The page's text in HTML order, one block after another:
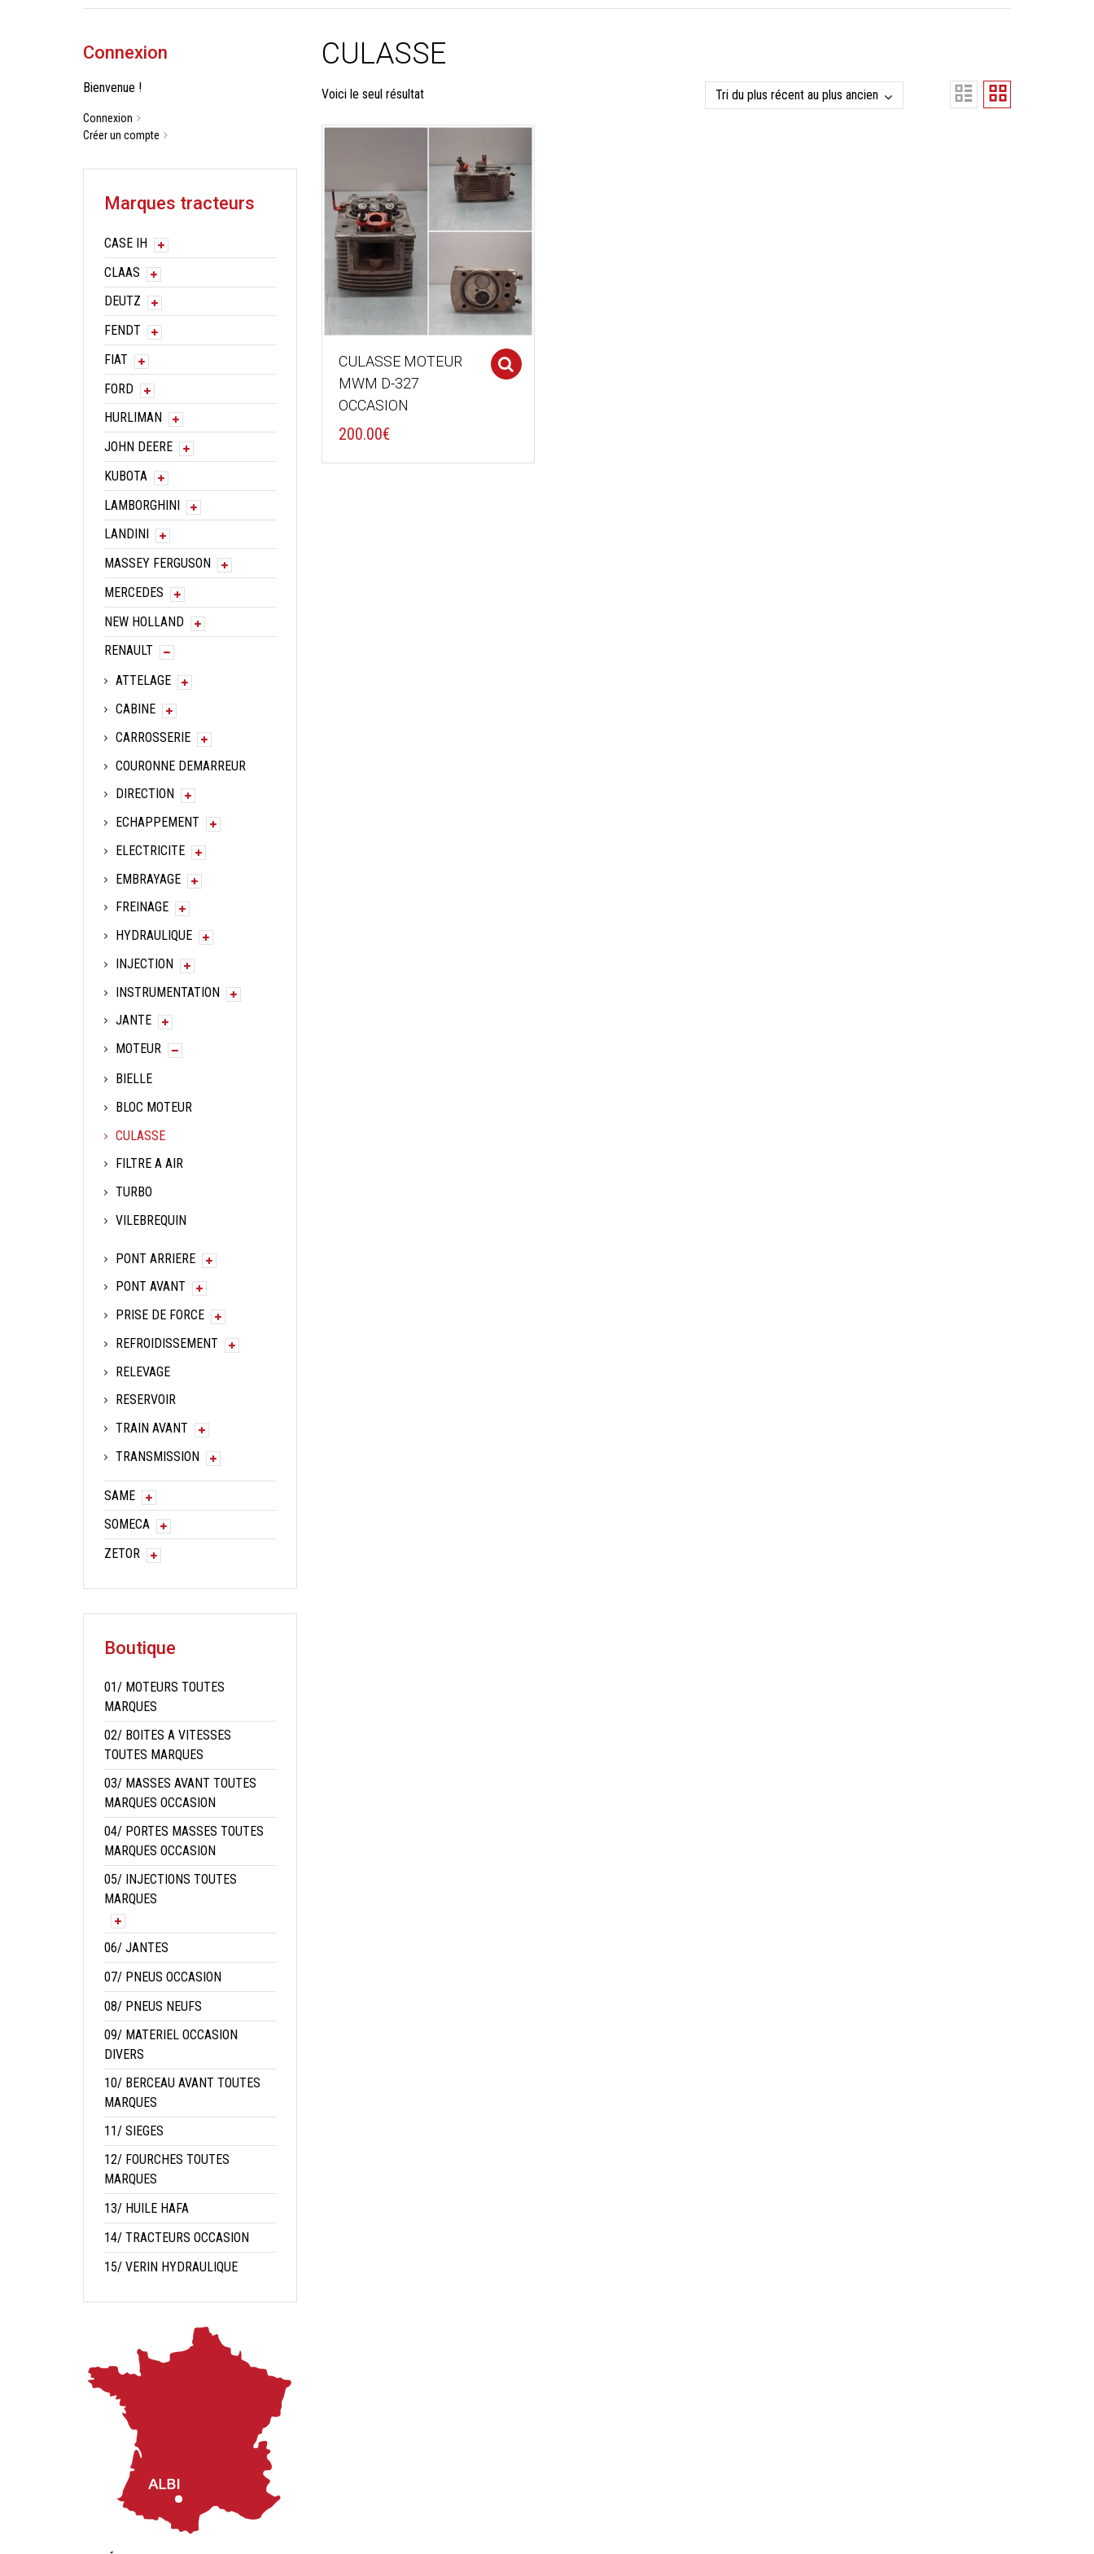
CULASSE
Voici le seul résultat
CULASSE MOTEUR
MWM D-327
OCCASION
200.00€
Connexion
Bienvenue !
Connexion
Créer un compte
Marques tracteurs
CASE IH
CLAAS
DEUTZ
FENDT
FIAT
FORD
HURLIMAN
JOHN DEERE
KUBOTA
LAMBORGHINI
LANDINI
MASSEY FERGUSON
MERCEDES
NEW HOLLAND
RENAULT
ATTELAGE
CABINE
CARROSSERIE
COURONNE DEMARREUR
DIRECTION
ECHAPPEMENT
ELECTRICITE
EMBRAYAGE
FREINAGE
HYDRAULIQUE
INJECTION
INSTRUMENTATION
JANTE
MOTEUR
BIELLE
BLOC MOTEUR
CULASSE
FILTRE A AIR
TURBO
VILEBREQUIN
PONT ARRIERE
PONT AVANT
PRISE DE FORCE
REFROIDISSEMENT
RELEVAGE
RESERVOIR
TRAIN AVANT
TRANSMISSION
SAME
SOMECA
ZETOR
Boutique
01/ MOTEURS TOUTES
MARQUES
02/ BOITES A VITESSES
TOUTES MARQUES
03/ MASSES AVANT TOUTES
MARQUES OCCASION
04/ PORTES MASSES TOUTES
MARQUES OCCASION
05/ INJECTIONS TOUTES
MARQUES
06/ JANTES
07/ PNEUS OCCASION
08/ PNEUS NEUFS
09/ MATERIEL OCCASION
DIVERS
10/ BERCEAU AVANT TOUTES
MARQUES
11/ SIEGES
12/ FOURCHES TOUTES
MARQUES
13/ HUILE HAFA
14/ TRACTEURS OCCASION
15/ VERIN HYDRAULIQUE